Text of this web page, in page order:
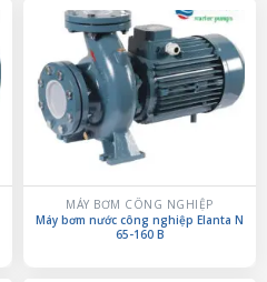
MÁY BƠM CÔNG NGHIỆP
Máy bơm nước công nghiệp Elanta N
65-160 B